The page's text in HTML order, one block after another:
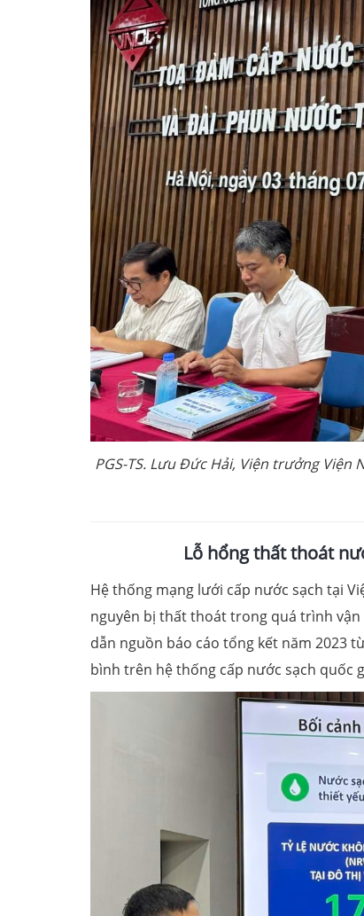
PGS-TS. Lưu Đức Hải, Viện trưởng
Lỗ hổng thất thoát
Hệ thống mạng lưới cấp nước sạch tại
nguyên bị thất thoát trong quá trình vận
dẫn nguồn báo cáo tổng kết năm 2023
bình trên hệ thống cấp nước sạch quốc